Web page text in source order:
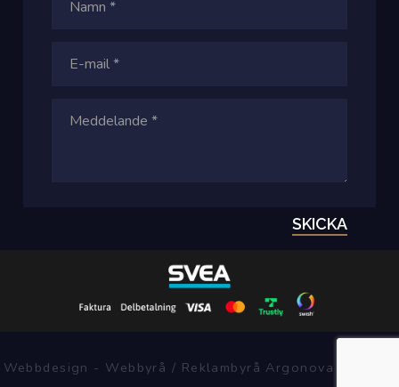
SKICKA
Webbdesign - Webbyrå / Reklambyrå Argonova Systems